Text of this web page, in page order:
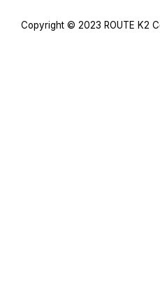
Copyright © 2023 ROUTE K2